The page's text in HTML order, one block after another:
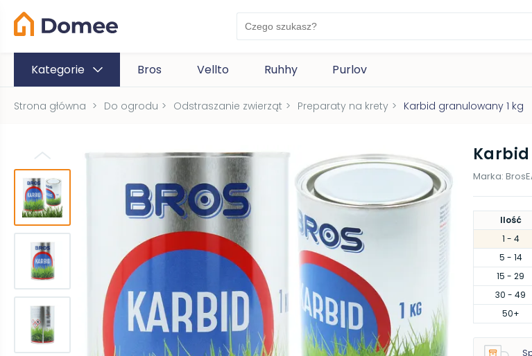
Kategorie Bros Vellto Ruhhy Purlov
Strona główna > Do ogrodu > Odstraszanie zwierząt > Preparaty na krety > Karbid granulowany 1 kg
Marka: Bros
Ilość
1 - 4
5 - 14
15 - 29
30 - 49
50+